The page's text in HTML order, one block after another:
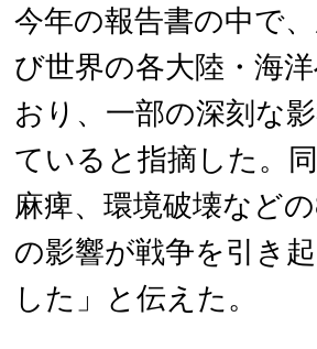
今年の報告書の中で
び世界の各大陸・海
おり、一部の深刻な
ていると指摘した。
麻痺、環境破壊など
の影響が戦争を引き
した」と伝えた。